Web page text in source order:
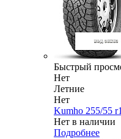
Быстрый
Нет
Летние
Нет
Kumho 255/55
Нет в наличии
Подробнее